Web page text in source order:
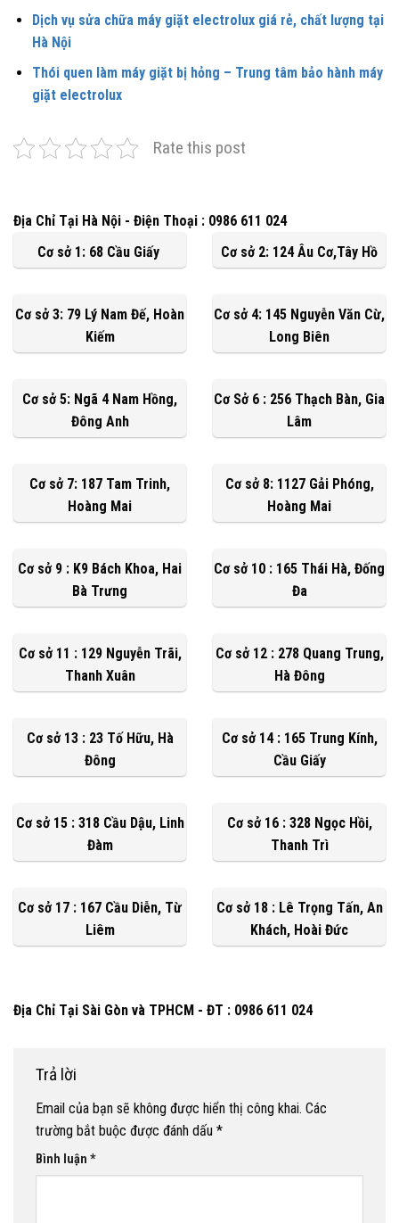
Dịch vụ sửa chữa máy giặt electrolux giá rẻ, chất lượng tại
Hà Nội
Thói quen làm máy giặt bị hỏng – Trung tâm bảo hành máy
giặt electrolux
Rate this post
Địa Chỉ Tại Hà Nội - Điện Thoại : 0986 611 024
Cơ sở 1: 68 Cầu Giấy
Cơ sở 2: 124 Âu Cơ,Tây Hồ
Cơ sở 3: 79 Lý Nam Đế, Hoàn
Kiếm
Cơ sở 4: 145 Nguyễn Văn Cừ,
Long Biên
Cơ sở 5: Ngã 4 Nam Hồng,
Đông Anh
Cơ Sở 6 : 256 Thạch Bàn, Gia
Lâm
Cơ sở 7: 187 Tam Trinh,
Hoàng Mai
Cơ sở 8: 1127 Gải Phóng,
Hoàng Mai
Cơ sở 9 : K9 Bách Khoa, Hai
Bà Trưng
Cơ sở 10 : 165 Thái Hà, Đống
Đa
Cơ sở 11 : 129 Nguyễn Trãi,
Thanh Xuân
Cơ sở 12 : 278 Quang Trung,
Hà Đông
Cơ sở 13 : 23 Tố Hữu, Hà
Đông
Cơ sở 14 : 165 Trung Kính,
Cầu Giấy
Cơ sở 15 : 318 Cầu Dậu, Linh
Đàm
Cơ sở 16 : 328 Ngọc Hồi,
Thanh Trì
Cơ sở 17 : 167 Cầu Diễn, Từ
Liêm
Cơ sở 18 : Lê Trọng Tấn, An
Khách, Hoài Đức
Địa Chỉ Tại Sài Gòn và TPHCM - ĐT : 0986 611 024
Trả lời
Email của bạn sẽ không được hiển thị công khai. Các
trường bắt buộc được đánh dấu *
Bình luận *